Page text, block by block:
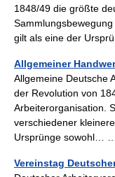
1848/49 die größte
gilt als eine der
Allgemeiner
Allgemeine Deutsche
der Revolution von
Arbeiterorganisation.
verschiedener
Ursprünge sowohl…
Vereinstag